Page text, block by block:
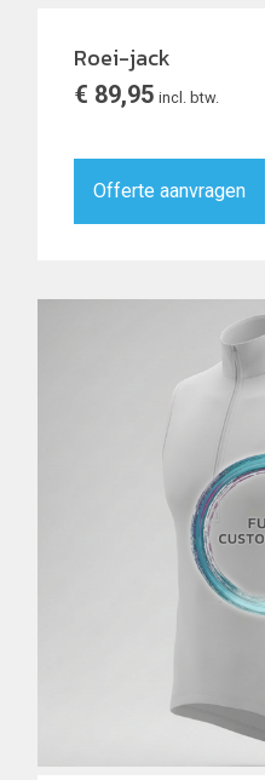
Roei-jack
€ 89,95 incl. btw.
Offerte aanvragen